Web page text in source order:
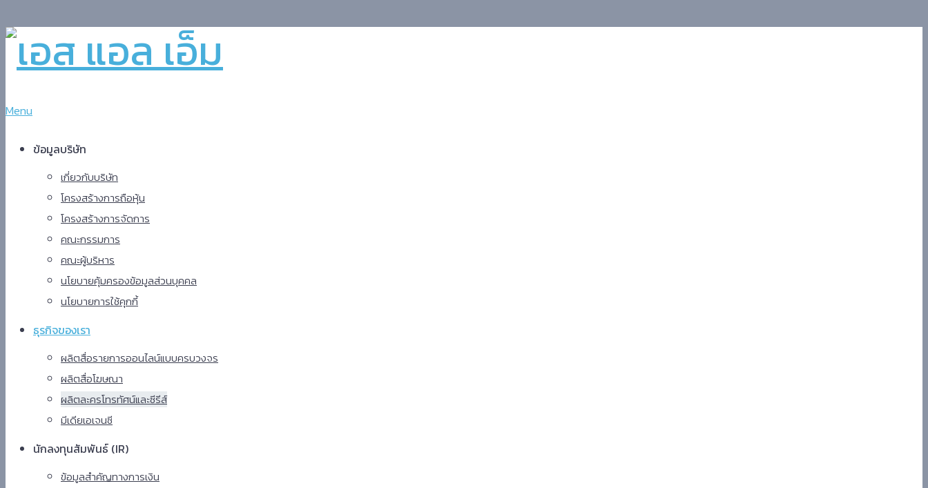
Menu
ข้อมูลบริษัท
เกี่ยวกับบริษัท
โครงสร้างการถือหุ้น
โครงสร้างการจัดการ
คณะกรรมการ
คณะผู้บริหาร
นโยบายคุ้มครองข้อมูลส่วนบุคคล
นโยบายการใช้คุกกี้
ธุรกิจ​ของเรา
ผลิตสื่อรายการออนไลน์แบบครบวงจร
ผลิตสื่อโฆษณา
ผลิตละครโทรทัศน์และซีรีส์
มีเดียเอเจนซี
นักลงทุนสัมพันธ์ (IR)​
ข้อมูลสำคัญทางการเงิน